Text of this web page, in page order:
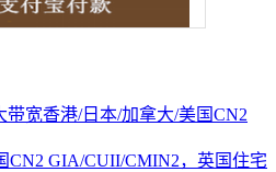
带宽香港/日本/加拿大/美国CN2
CN2 GIA/CUII/CMIN2，英国住宅